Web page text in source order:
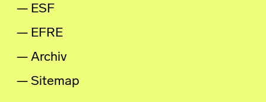
ESF
EFRE
Archiv
Sitemap